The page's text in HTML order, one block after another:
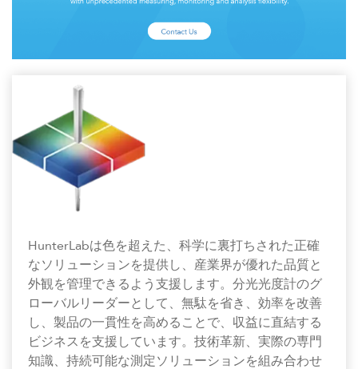
HunterLabは色を超えた、科学に裏打ちされた正確
なソリューションを提供し、産業界が優れた品質と
外観を管理できるよう支援します。分光光度計のグ
ローバルリーダーとして、無駄を省き、効率を改善
し、製品の一貫性を高めることで、収益に直結する
ビジネスを支援しています。技術革新、実際の専門
知識、持続可能な測定ソリューションを組み合わせ